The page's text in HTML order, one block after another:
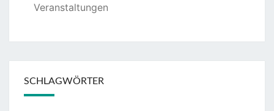
Veranstaltungen
SCHLAGWÖRTER